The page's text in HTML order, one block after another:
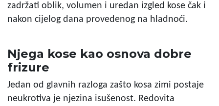
zadržati oblik, volumen i uredan izgled kose čak i
nakon cijelog dana provedenog na hladnoći.
Njega kose kao osnova dobre
frizure
Jedan od glavnih razloga zašto kosa zimi postaje
neukrotiva je njezina isušenost. Redovita